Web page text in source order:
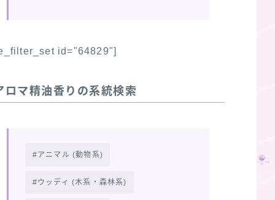
id="64829"]
ロマ精油香りの系統検索
アニマル (動物系)
ウッディ (木系・森林系)